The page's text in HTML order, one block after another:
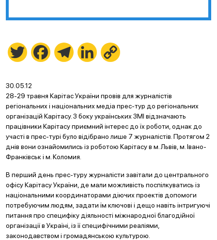
Twitter FacebookTelegramLinkedIn
30.05.12
28-29 травня Карітас України провів для журналістів
регіональних і національних медіа прес-тур до регіональних
організацій Карітасу. З боку українських ЗМІ відзначають
працівники Карітасу приємний інтерес до їх роботи, однак до
участі в прес-турі було відібрано лише 7 журналістів. Протягом 2
днів вони ознайомились із роботою Карітасу в м. Львів, м. Івано-
Франківськ і м. Коломия.
В перший день прес-туру журналісти завітали до центрального
офісу Карітасу України, де мали можливість поспілкуватись із
національними координаторами діючих проектів допомоги
потребуючим людям, задати їм ключові і дещо навіть інтригуючі
питання про специфіку діяльності міжнародної благодійної
організації в Україні, із її специфічними реаліями,
законодавством і громадянською культурою.